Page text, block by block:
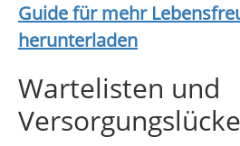
Guide für mehr
herunterladen
Wartelisten und